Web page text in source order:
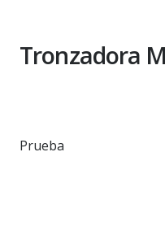
Tronzadora
Prueba